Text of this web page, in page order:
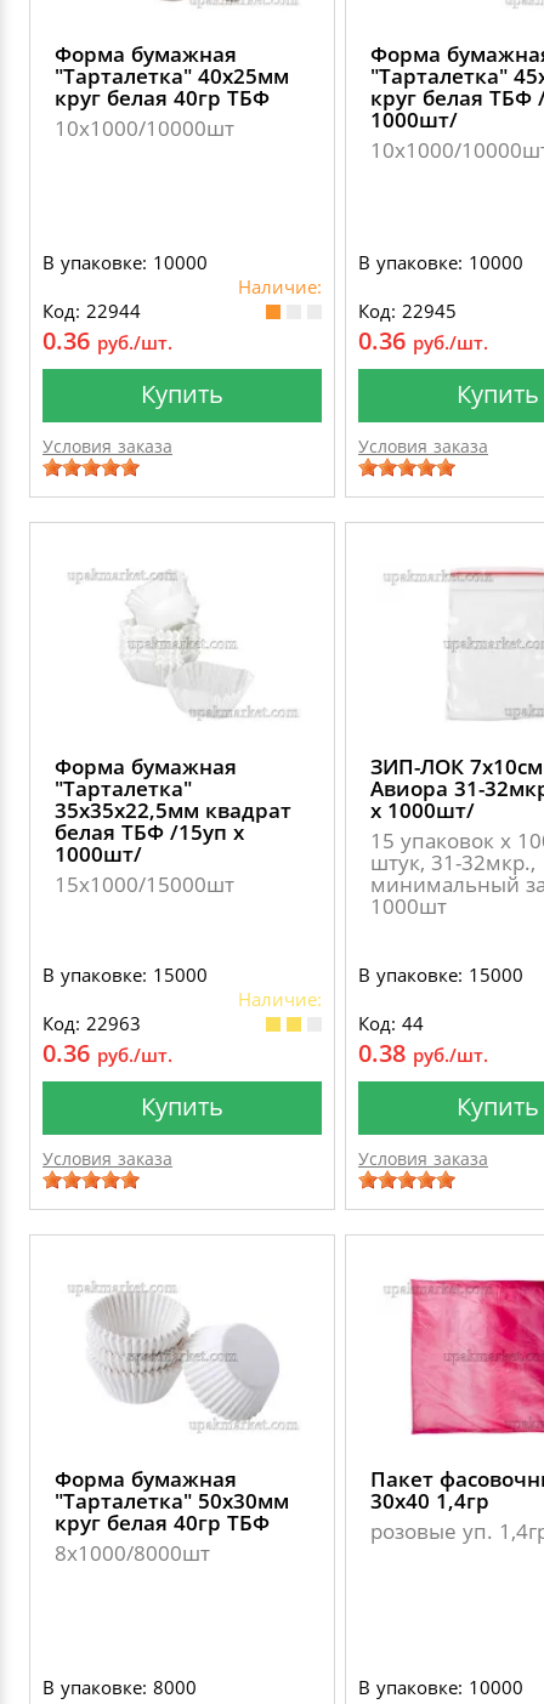
Форма бумажная
"Тарталетка" 40х25мм
круг белая 40гр ТБФ
10х1000/10000шт
В упаковке: 10000
Наличие:
Код: 22944
0.36 руб./шт.
Купить
Условия заказа
Форма
"Тарталетка"
круг белая ТБФ
1000шт/
10х1000/
В упаковке: 10000
Код: 22945
0.36 руб./шт.
Купить
Условия заказа
Форма бумажная
"Тарталетка"
35х35х22,5мм квадрат
белая ТБФ /15уп х
1000шт/
15х1000/15000шт
В упаковке: 15000
Наличие:
Код: 22963
0.36 руб./шт.
Купить
Условия заказа
ЗИП-ЛОК 7х10см
Авиора 31-
х 1000шт/
15 упаковок х
штук, 31-32мкр.,
минимальный
1000шт
В упаковке: 15000
Код: 44
0.38 руб./шт.
Купить
Условия заказа
Форма бумажная
"Тарталетка" 50х30мм
круг белая 40гр ТБФ
8х1000/8000шт
В упаковке: 8000
Пакет
30х40 1,4гр
розовые уп.
В упаковке: 10000